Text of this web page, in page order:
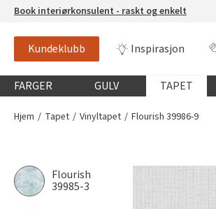
Book interiørkonsulent - raskt og enkelt
Kundeklubb Inspirasjon
Globalnavigasjon mobil
FARGER GULV TAPET
Hjem Tapet Vinyltapet Flourish 39986-9
Flourish
39985-3